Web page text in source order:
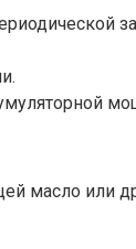
масло или